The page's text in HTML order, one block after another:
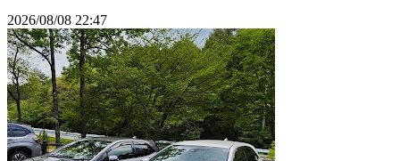
2026/08/08 22:47